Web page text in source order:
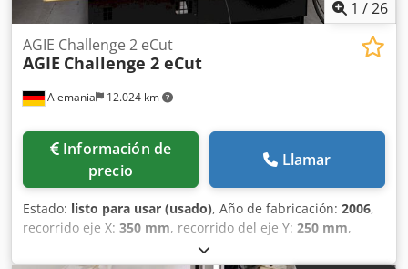
1 /26
Alemania 12.024 km
AGIE Challenge 2 eCut
AGIE Challenge 2 eCut
Información de
precio
Llamar
Estado: listo para usar (usado), Año de fabricación: 2006,
recorrido eje X: 350 mm, recorrido del eje Y: 250 mm,
, peso total: